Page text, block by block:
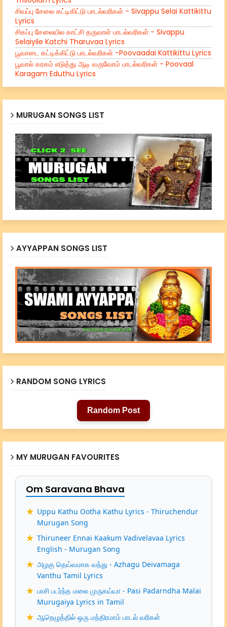
சிவப்பு சேலை கட்டிகிட்டு பாடல்வரிகள் - Sivappu Selai Kattikittu
Lyrics
சிகப்பு சேலையில காட்சி தருவாள் பாடல்வரிகள் - Sivappu
Selaiyile Katchi Tharuvaa Lyrics
பூவாடை கட்டிக்கிட்டு பாடல்வரிகள் -Poovaadai Kattikittu Lyrics
பூவால் கரகம் எடுத்து ஆடி வருவோம் பாடல்வரிகள் - Poovaal
Karagam Eduthu Lyrics
MURUGAN SONGS LIST
AYYAPPAN SONGS LIST
RANDOM SONG LYRICS
Random Post
MY MURUGAN FAVOURITES
Om Saravana Bhava
Uppu Kathu Ootha Kathu Lyrics - Thiruchendur
Murugan Song
Thiruneer Ennai Kaakum Vadivelavaa Lyrics
English - Murugan Song
அழகு தெய்வமாக வந்து - Azhagu Deivamaga
Vanthu Tamil Lyrics
பாசி படர்ந்த மலை முருகய்யா - Pasi Padarndha Malai
Murugaiya Lyrics in Tamil
ஆறெழுத்தில் ஒரு மந்திரமாம் பாடல் வரிகள்